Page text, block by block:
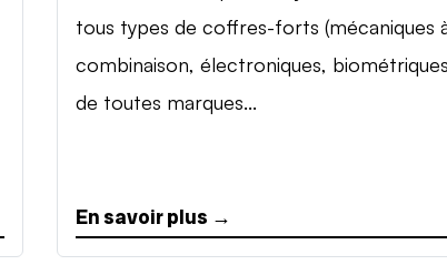
tous types de coffres-forts (mécaniques
combinaison, électroniques,
de toutes marques...
En savoir plus →